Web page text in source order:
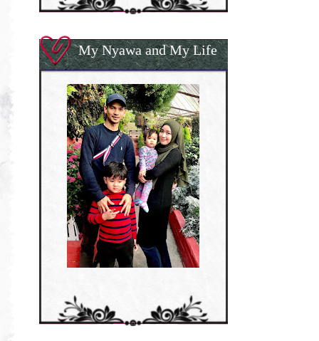
My Nyawa and My Life